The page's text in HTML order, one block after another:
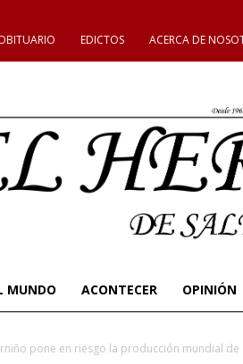
EDICTOS ACERCA DE
MUNDO ACONTECER OPINIÓN
pone en riesgo la producción mundial de